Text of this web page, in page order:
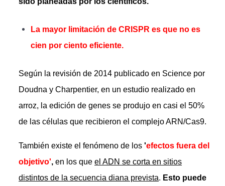
La mayor limitación de CRISPR es que no es
cien por ciento eficiente.
Según la revisión de 2014 publicado en Science por
Doudna y Charpentier, en un estudio realizado en
arroz, la edición de genes se produjo en casi el 50%
de las células que recibieron el complejo ARN/Cas9.
También existe el fenómeno de los 'efectos fuera del
objetivo', en los que el ADN se corta en sitios
distintos de la secuencia diana prevista. Esto puede